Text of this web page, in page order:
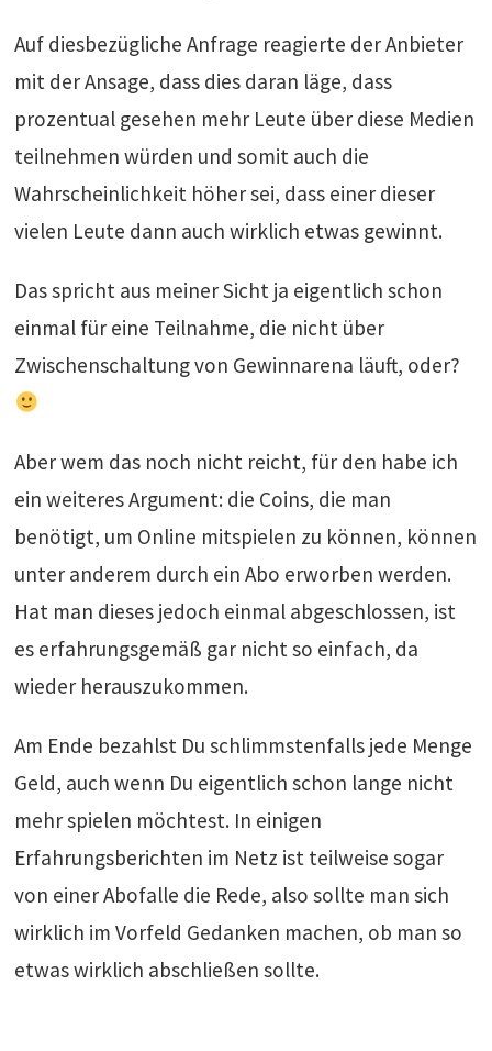
Auf diesbezügliche Anfrage reagierte der Anbieter
mit der Ansage, dass dies daran läge, dass
prozentual gesehen mehr Leute über diese Medien
teilnehmen würden und somit auch die
Wahrscheinlichkeit höher sei, dass einer dieser
vielen Leute dann auch wirklich etwas gewinnt.
Das spricht aus meiner Sicht ja eigentlich schon
einmal für eine Teilnahme, die nicht über
Zwischenschaltung von Gewinnarena läuft, oder?
Aber wem das noch nicht reicht, für den habe ich
ein weiteres Argument: die Coins, die man
benötigt, um Online mitspielen zu können, können
unter anderem durch ein Abo erworben werden.
Hat man dieses jedoch einmal abgeschlossen, ist
es erfahrungsgemäß gar nicht so einfach, da
wieder herauszukommen.
Am Ende bezahlst Du schlimmstenfalls jede Menge
Geld, auch wenn Du eigentlich schon lange nicht
mehr spielen möchtest. In einigen
Erfahrungsberichten im Netz ist teilweise sogar
von einer Abofalle die Rede, also sollte man sich
wirklich im Vorfeld Gedanken machen, ob man so
etwas wirklich abschließen sollte.